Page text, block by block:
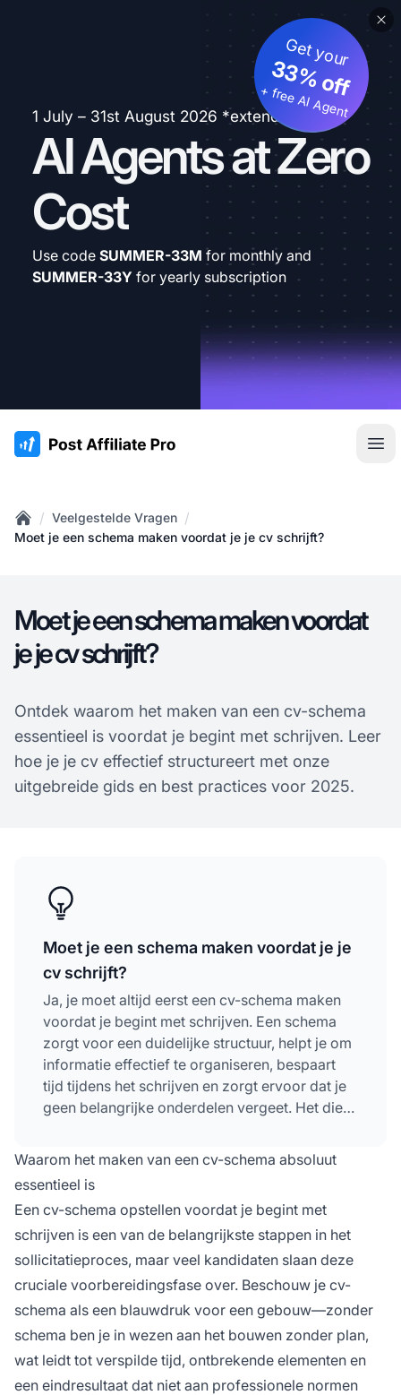
1 July – 31st August 2026 *extended
AI Agents at Zero
Cost
Get your
33% off
+ free AI Agent
Use code SUMMER-33M for monthly and
SUMMER-33Y for yearly subscription
:site.title
Home
/ Veelgestelde Vragen /
Moet je een schema maken voordat je je cv schrijft?
Moet je een schema maken voordat
je je cv schrijft?
Ontdek waarom het maken van een cv-schema
essentieel is voordat je begint met schrijven. Leer
hoe je je cv effectief structureert met onze
uitgebreide gids en best practices voor 2025.
Moet je een schema maken voordat je je
cv schrijft?
Ja, je moet altijd eerst een cv-schema maken
voordat je begint met schrijven. Een schema
zorgt voor een duidelijke structuur, helpt je om
informatie effectief te organiseren, bespaart
tijd tijdens het schrijven en zorgt ervoor dat je
geen belangrijke onderdelen vergeet. Het dient
en je helpt je cv aan te passen aan specifieke
vacatures.
Waarom het maken van een cv-schema absoluut
essentieel is
Een cv-schema opstellen voordat je begint met
schrijven is een van de belangrijkste stappen in het
sollicitatieproces, maar veel kandidaten slaan deze
cruciale voorbereidingsfase over. Beschouw je cv-
schema als een blauwdruk voor een gebouw—zonder
schema ben je in wezen aan het bouwen zonder plan,
wat leidt tot verspilde tijd, ontbrekende elementen en
een eindresultaat dat niet aan professionele normen